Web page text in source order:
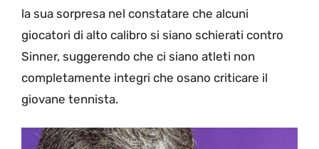
la sua sorpresa nel constatare che alcuni
giocatori di alto calibro si siano schierati contro
Sinner, suggerendo che ci siano atleti non
completamente integri che osano criticare il
giovane tennista.